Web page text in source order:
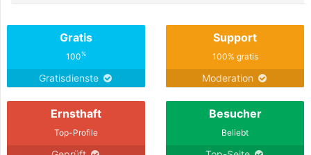
Gratis
100%
Gratisdienste
Support
100% gratis
Moderation
Ernsthaft
Top-Profile
Besucher
Beliebt